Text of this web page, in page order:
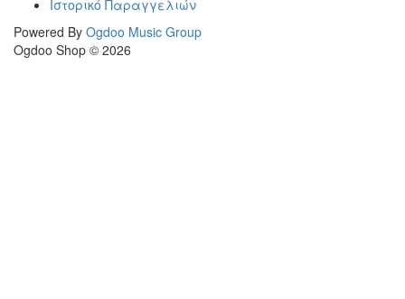
Ιστορικό Παραγγελιών
Powered By Ogdoo Music Group
Ogdoo Shop © 2026